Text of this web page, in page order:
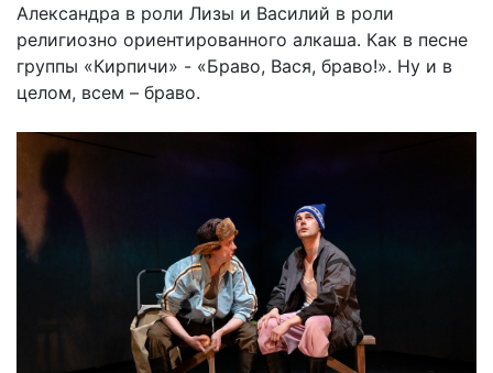
Александра в роли Лизы и Василий в роли
религиозно ориентированного алкаша. Как в песне
группы «Кирпичи» - «Браво, Вася, браво!». Ну и в
целом, всем – браво.